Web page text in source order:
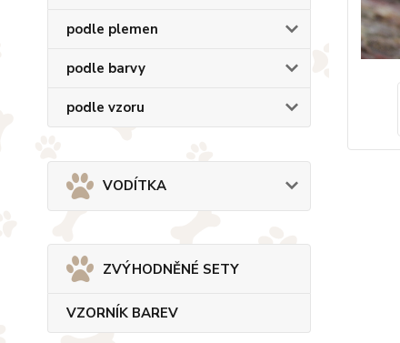
podle plemen
podle barvy
podle vzoru
VODÍTKA
ZVÝHODNĚNÉ SETY
VZORNÍK BAREV